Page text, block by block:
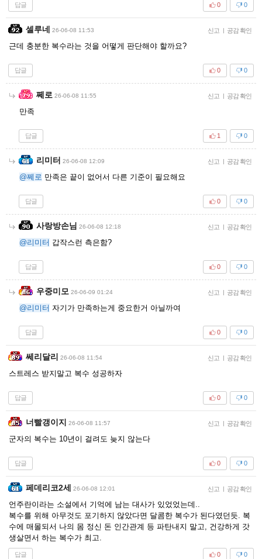
답글 0
0
셀루네 26-06-08 11:53 신고 | 공감 확인
근데 충분한 복수라는 것을 어떻게 판단해야 할까요?
답글 0
0
쩨로 26-06-08 11:55 신고 | 공감 확인
만족
답글 0
1
리미터 26-06-08 12:09 신고 | 공감 확인
@쩨로 만족은 끝이 없어서 다른 기준이 필요해요
답글 0
0
사랑방손님 26-06-08 12:18 신고 | 공감 확인
@리미터 갑작스런 측은함?
답글 0
0
우중미모 26-06-09 01:24 신고 | 공감 확인
@리미터 자기가 만족하는게 중요한거 아닐까여
답글 0
0
쎄리달리 26-06-08 11:54 신고 | 공감 확인
스트레스 받지말고 복수 성공하자
답글 0
0
너빨갱이지 26-06-08 11:57 신고 | 공감 확인
군자의 복수는 10년이 걸려도 늦지 않는다
답글 0
0
페데리코2세 26-06-08 12:01 신고 | 공감 확인
언주란이라는 소설에서 기억에 남는 대사가 있었었는데..
복수를 위해 아무것도 포기하지 않았다면 달콤한 복수가 된다였던듯. 복
수에 매몰되서 나의 몸 정신 돈 인간관계 등 파탄내지 말고, 건강하게 갓
생살면서 하는 복수가 최고.
답글 0
0